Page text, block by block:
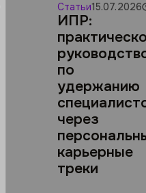
Статьи15.07.2026
ИПР:
по
удержанию
через
карьерные
треки